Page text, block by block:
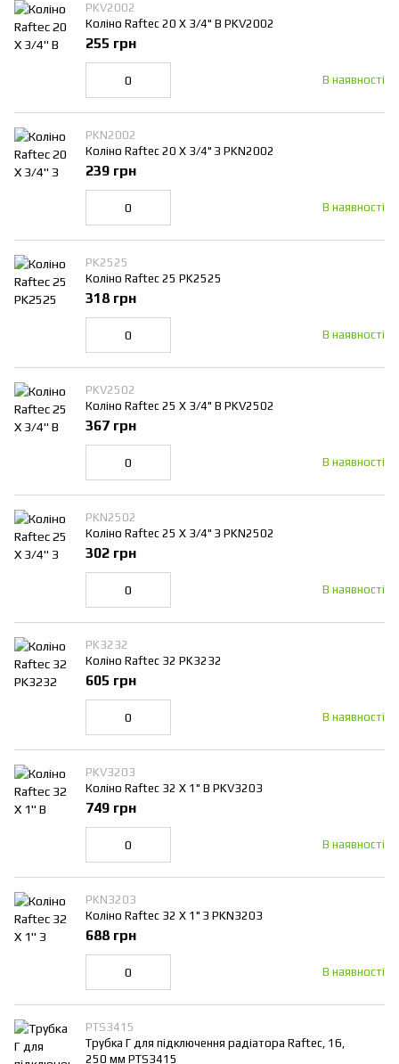
PKV2002
Коліно Raftec 20 Х 3/4" В PKV2002
В наявності
255 грн
PKN2002
Коліно Raftec 20 Х 3/4" З PKN2002
В наявності
239 грн
PK2525
Коліно Raftec 25 PK2525
В наявності
318 грн
PKV2502
Коліно Raftec 25 Х 3/4" В PKV2502
В наявності
367 грн
PKN2502
Коліно Raftec 25 Х 3/4" З PKN2502
В наявності
302 грн
PK3232
Коліно Raftec 32 PK3232
В наявності
605 грн
PKV3203
Коліно Raftec 32 Х 1" В PKV3203
В наявності
749 грн
PKN3203
Коліно Raftec 32 Х 1" З PKN3203
В наявності
688 грн
PTS3415
Трубка Г для підключення радіатора Raftec, 16,
250 мм PTS3415